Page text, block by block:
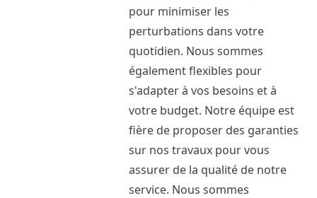
pour minimiser les
perturbations dans votre
quotidien. Nous sommes
également flexibles pour
s'adapter à vos besoins et à
votre budget. Notre équipe est
fière de proposer des garanties
sur nos travaux pour vous
assurer de la qualité de notre
service. Nous sommes